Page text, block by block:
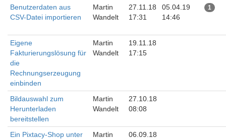
Benutzerdaten aus
CSV-Datei importieren
Martin
Wandelt
27.11.18
17:31
05.04.19
14:46
1
Eigene
Fakturierungslösung für
die
Rechnungserzeugung
einbinden
Martin
Wandelt
19.11.18
17:15
Bildauswahl zum
Herunterladen
bereitstellen
Martin
Wandelt
27.10.18
08:08
Ein Pixtacy-Shop unter
Martin
06.09.18